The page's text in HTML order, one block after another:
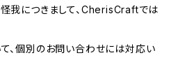
我につきまして、CherisCraftでは
、個別のお問い合わせには対応い